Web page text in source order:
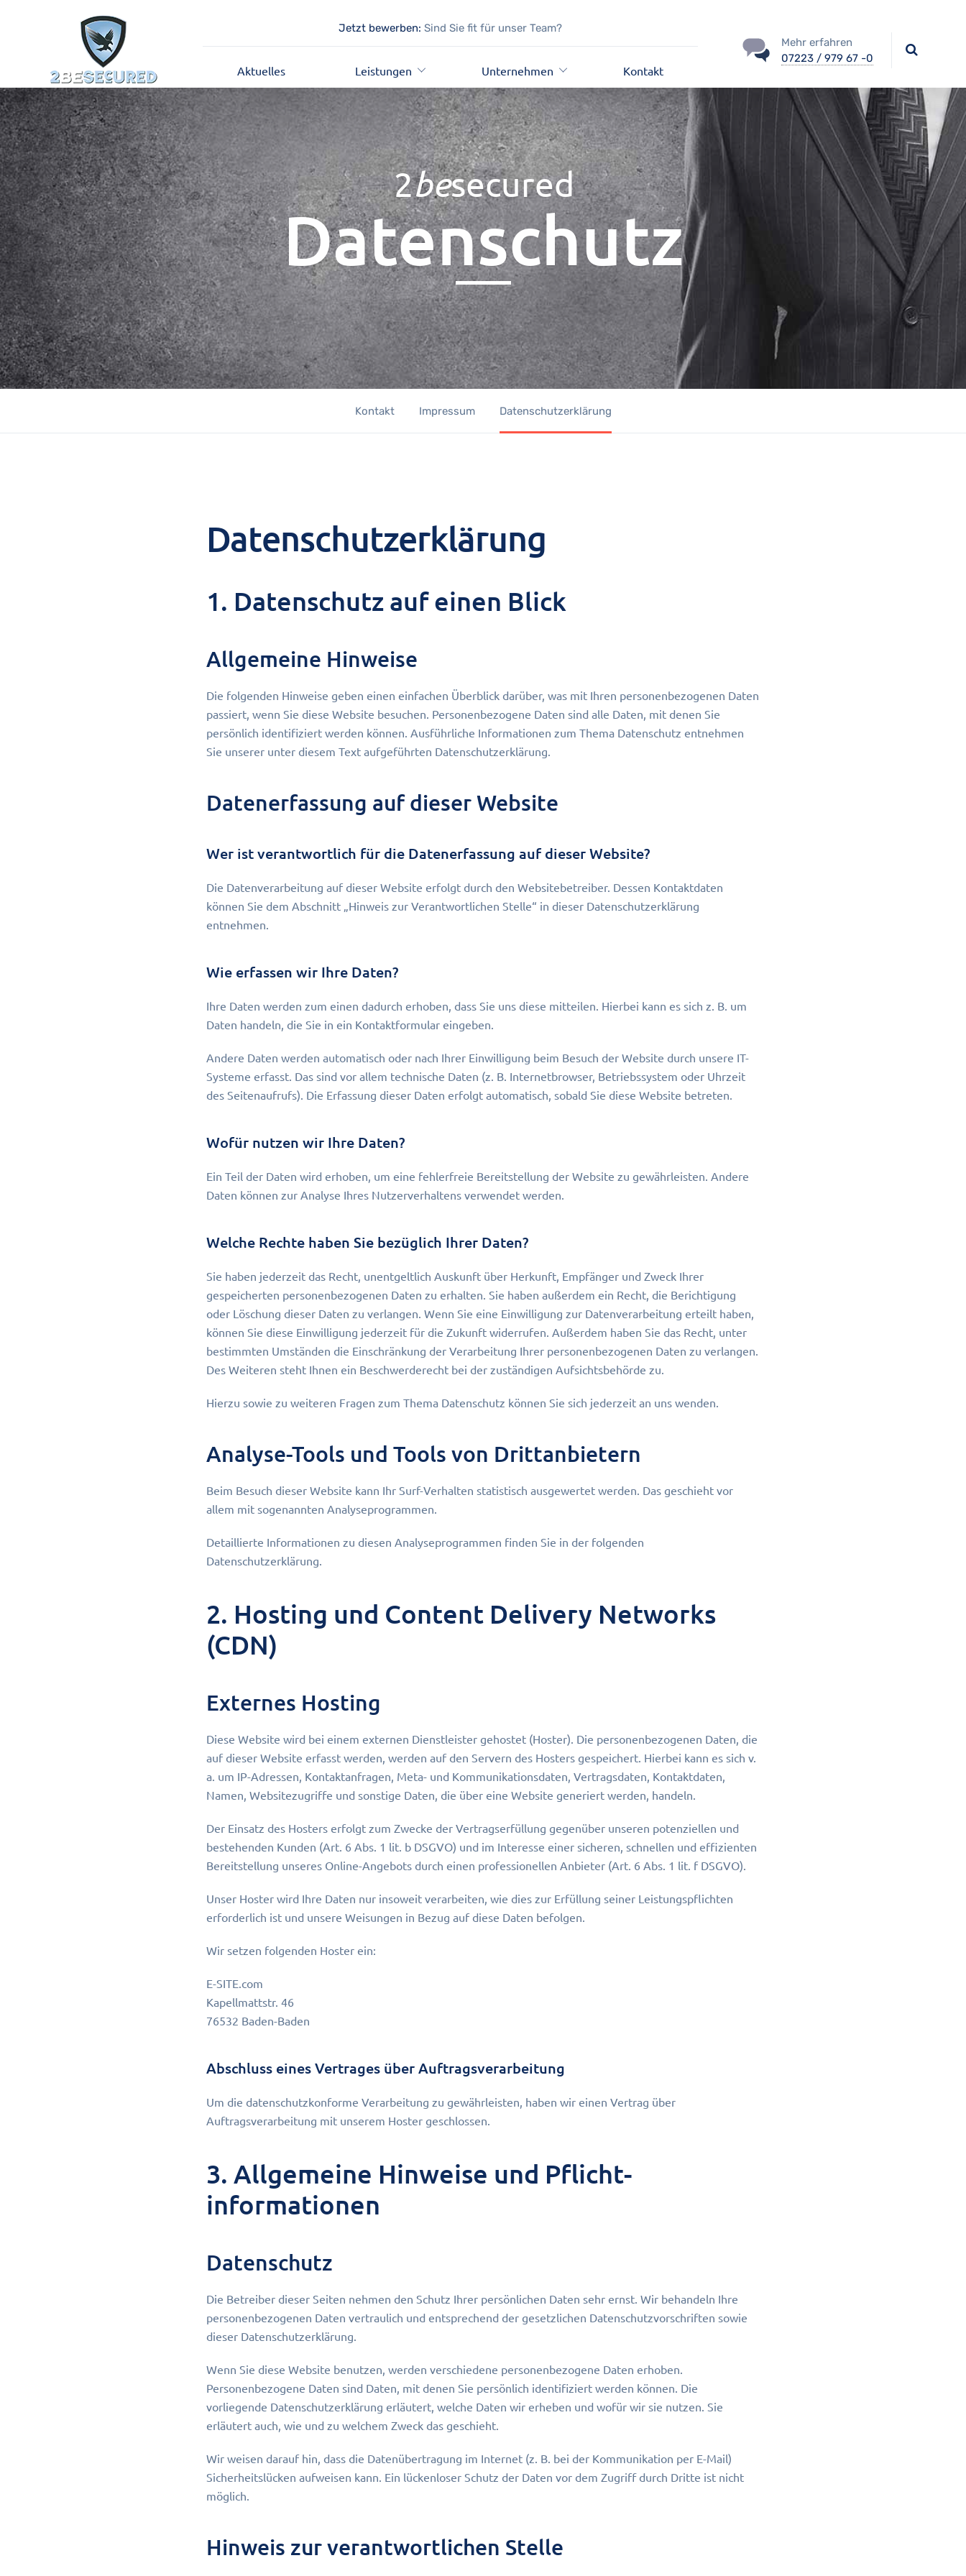
Jetzt bewerben: Sind Sie fit für unser Team?
Aktuelles Leistungen Unternehmen Kontakt
Mehr erfahren
07223 / 979 67 -0
2besecured
Datenschutz
Kontakt Impressum Datenschutzerklärung
Datenschutz­erklärung
1. Datenschutz auf einen Blick
Allgemeine Hinweise
Die folgenden Hinweise geben einen einfachen Überblick darüber, was mit Ihren personenbezogenen Daten
passiert, wenn Sie diese Website besuchen. Personenbezogene Daten sind alle Daten, mit denen Sie
persönlich identifiziert werden können. Ausführliche Informationen zum Thema Datenschutz entnehmen
Sie unserer unter diesem Text aufgeführten Datenschutzerklärung.
Datenerfassung auf dieser Website
Wer ist verantwortlich für die Datenerfassung auf dieser Website?
Die Datenverarbeitung auf dieser Website erfolgt durch den Websitebetreiber. Dessen Kontaktdaten
können Sie dem Abschnitt „Hinweis zur Verantwortlichen Stelle“ in dieser Datenschutzerklärung
entnehmen.
Wie erfassen wir Ihre Daten?
Ihre Daten werden zum einen dadurch erhoben, dass Sie uns diese mitteilen. Hierbei kann es sich z. B. um
Daten handeln, die Sie in ein Kontaktformular eingeben.
Andere Daten werden automatisch oder nach Ihrer Einwilligung beim Besuch der Website durch unsere IT-
Systeme erfasst. Das sind vor allem technische Daten (z. B. Internetbrowser, Betriebssystem oder Uhrzeit
des Seitenaufrufs). Die Erfassung dieser Daten erfolgt automatisch, sobald Sie diese Website betreten.
Wofür nutzen wir Ihre Daten?
Ein Teil der Daten wird erhoben, um eine fehlerfreie Bereitstellung der Website zu gewährleisten. Andere
Daten können zur Analyse Ihres Nutzerverhaltens verwendet werden.
Welche Rechte haben Sie bezüglich Ihrer Daten?
Sie haben jederzeit das Recht, unentgeltlich Auskunft über Herkunft, Empfänger und Zweck Ihrer
gespeicherten personenbezogenen Daten zu erhalten. Sie haben außerdem ein Recht, die Berichtigung
oder Löschung dieser Daten zu verlangen. Wenn Sie eine Einwilligung zur Datenverarbeitung erteilt haben,
können Sie diese Einwilligung jederzeit für die Zukunft widerrufen. Außerdem haben Sie das Recht, unter
bestimmten Umständen die Einschränkung der Verarbeitung Ihrer personenbezogenen Daten zu verlangen.
Des Weiteren steht Ihnen ein Beschwerderecht bei der zuständigen Aufsichtsbehörde zu.
Hierzu sowie zu weiteren Fragen zum Thema Datenschutz können Sie sich jederzeit an uns wenden.
Analyse-Tools und Tools von Dritt­anbietern
Beim Besuch dieser Website kann Ihr Surf-Verhalten statistisch ausgewertet werden. Das geschieht vor
allem mit sogenannten Analyseprogrammen.
Detaillierte Informationen zu diesen Analyseprogrammen finden Sie in der folgenden
Datenschutzerklärung.
2. Hosting und Content Delivery Networks
(CDN)
Externes Hosting
Diese Website wird bei einem externen Dienstleister gehostet (Hoster). Die personenbezogenen Daten, die
auf dieser Website erfasst werden, werden auf den Servern des Hosters gespeichert. Hierbei kann es sich v.
a. um IP-Adressen, Kontaktanfragen, Meta- und Kommunikationsdaten, Vertragsdaten, Kontaktdaten,
Namen, Websitezugriffe und sonstige Daten, die über eine Website generiert werden, handeln.
Der Einsatz des Hosters erfolgt zum Zwecke der Vertragserfüllung gegenüber unseren potenziellen und
bestehenden Kunden (Art. 6 Abs. 1 lit. b DSGVO) und im Interesse einer sicheren, schnellen und effizienten
Bereitstellung unseres Online-Angebots durch einen professionellen Anbieter (Art. 6 Abs. 1 lit. f DSGVO).
Unser Hoster wird Ihre Daten nur insoweit verarbeiten, wie dies zur Erfüllung seiner Leistungspflichten
erforderlich ist und unsere Weisungen in Bezug auf diese Daten befolgen.
Wir setzen folgenden Hoster ein:
E-SITE.com
Kapellmattstr. 46
76532 Baden-Baden
Abschluss eines Vertrages über Auftragsverarbeitung
Um die datenschutzkonforme Verarbeitung zu gewährleisten, haben wir einen Vertrag über
Auftragsverarbeitung mit unserem Hoster geschlossen.
3. Allgemeine Hinweise und Pflicht­
informationen
Datenschutz
Die Betreiber dieser Seiten nehmen den Schutz Ihrer persönlichen Daten sehr ernst. Wir behandeln Ihre
personenbezogenen Daten vertraulich und entsprechend der gesetzlichen Datenschutzvorschriften sowie
dieser Datenschutzerklärung.
Wenn Sie diese Website benutzen, werden verschiedene personenbezogene Daten erhoben.
Personenbezogene Daten sind Daten, mit denen Sie persönlich identifiziert werden können. Die
vorliegende Datenschutzerklärung erläutert, welche Daten wir erheben und wofür wir sie nutzen. Sie
erläutert auch, wie und zu welchem Zweck das geschieht.
Wir weisen darauf hin, dass die Datenübertragung im Internet (z. B. bei der Kommunikation per E-Mail)
Sicherheitslücken aufweisen kann. Ein lückenloser Schutz der Daten vor dem Zugriff durch Dritte ist nicht
möglich.
Hinweis zur verantwortlichen Stelle